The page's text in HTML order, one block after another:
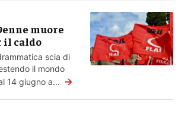
muore
il caldo
scia di
il mondo
14 giugno a... →